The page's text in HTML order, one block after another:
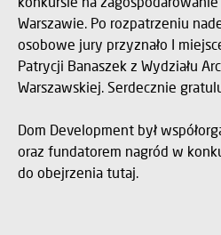
Warszawie. Po rozpatrzeniu
osobowe jury przyznało I
Patrycji Banaszek z Wydziału
Warszawskiej. Serdecznie
Dom Development był
oraz fundatorem nagród w
do obejrzenia tutaj.